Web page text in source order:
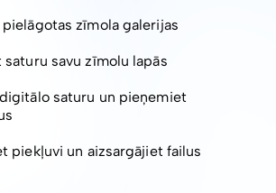
zīmola galerijas
savu zīmolu lapās
saturu un pieņemiet
piekļuvi un aizsargājiet failus